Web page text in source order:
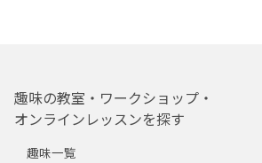
趣味の教室・ワークショップ・
オンラインレッスンを探す
趣味一覧